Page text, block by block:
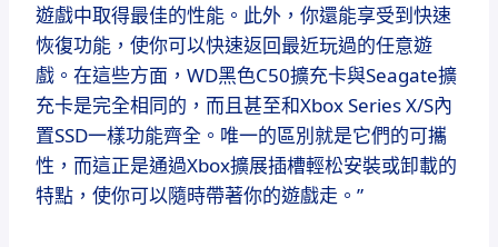
遊戲中取得最佳的性能。此外，你還能享受到快速
恢復功能，使你可以快速返回最近玩過的任意遊
戲。在這些方面，WD黑色C50擴充卡與Seagate擴
充卡是完全相同的，而且甚至和Xbox Series X/S內
置SSD一樣功能齊全。唯一的區別就是它們的可攜
性，而這正是通過Xbox擴展插槽輕松安裝或卸載的
特點，使你可以隨時帶著你的遊戲走。”